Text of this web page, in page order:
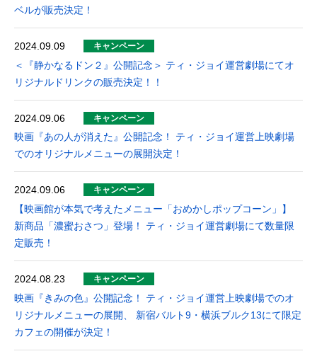
ベルが販売決定！
2024.09.09 キャンペーン
＜『静かなるドン２』公開記念＞ ティ・ジョイ運営劇場にてオ
リジナルドリンクの販売決定！！
2024.09.06 キャンペーン
映画『あの人が消えた』公開記念！ ティ・ジョイ運営上映劇場
でのオリジナルメニューの展開決定！
2024.09.06 キャンペーン
【映画館が本気で考えたメニュー「おめかしポップコーン」】
新商品「濃蜜おさつ」登場！ ティ・ジョイ運営劇場にて数量限
定販売！
2024.08.23 キャンペーン
映画『きみの色』公開記念！ ティ・ジョイ運営上映劇場でのオ
リジナルメニューの展開、 新宿バルト9・横浜ブルク13にて限定
カフェの開催が決定！